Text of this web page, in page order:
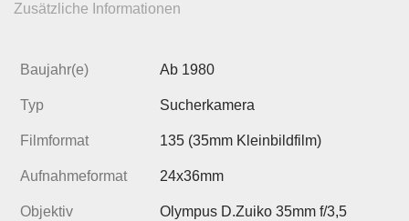
Zusätzliche Informationen
Baujahr(e) Ab 1980
Typ Sucherkamera
Filmformat 135 (35mm Kleinbildfilm)
Aufnahmeformat 24x36mm
Objektiv Olympus D.Zuiko 35mm f/3,5